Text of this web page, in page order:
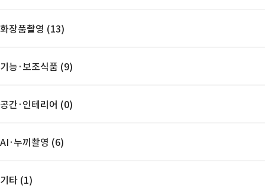
화장품촬영 (13)
기능·보조식품 (9)
공간·인테리어 (0)
AI·누끼촬영 (6)
기타 (1)